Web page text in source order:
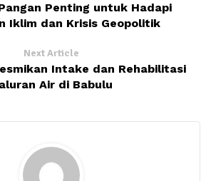
Penting untuk Hadapi
Iklim dan Krisis Geopolitik
Next Article
Intake dan Rehabilitasi
Air di Babulu